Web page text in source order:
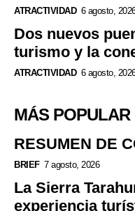
ATRACTIVIDAD 6 agosto,
Dos nuevos
turismo y la
ATRACTIVIDAD 6 agosto,
MÁS POPULAR
RESUMEN DE
BRIEF 7 agosto, 2026
La Sierra
experiencia